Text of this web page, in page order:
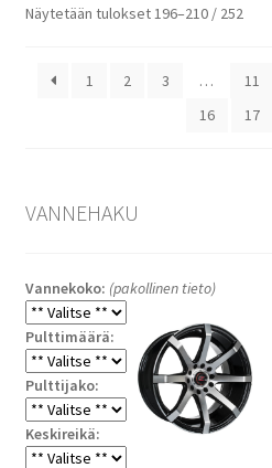
Näytetään tulokset 196–210 / 252Halvin
1 2 3 … 11
16
17
VANNEHAKU
Vannekoko: (pakollinen tieto)
Pulttimäärä:
Pulttijako:
Keskireikä: